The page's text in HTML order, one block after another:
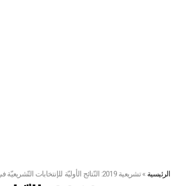
الرئيسية »تشريعية 2019: النّتائج الأوليّة للإنتخابات التّشريعيّة في ولاية قبلي